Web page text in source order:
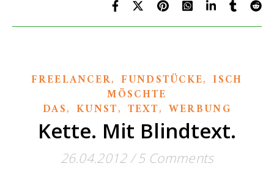
FREELANCER,FUNDSTÜCKE,ISCH
MÖSCHTE
DAS,KUNST, TEXT, WERBUNG
Kette. Mit Blindtext.
26.04.2012/ 5 Comments